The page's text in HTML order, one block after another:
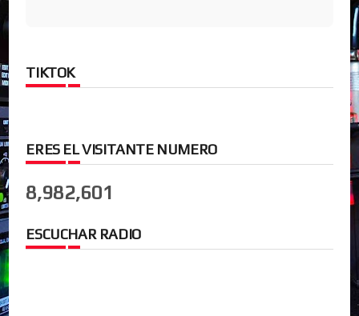
TIKTOK
ERES EL VISITANTE NUMERO
8,982,601
ESCUCHAR RADIO